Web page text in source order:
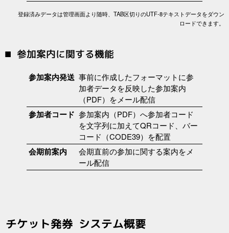
登録済みデータは管理画面より随時、TAB区切りのUTF-8テキストデータをダウン
ロードできます。
参加案内に関する機能
参加案内発送 事前に作成したフォーマットに参
加者データを反映した参加案内
（PDF）をメール配信
参加者コード 参加案内（PDF）へ参加者コード
を文字列に加えてQRコード、バー
コード（CODE39）を配置
会期前案内
会期直前の参加に関する案内をメ
ール配信
チケット発券 システム概要